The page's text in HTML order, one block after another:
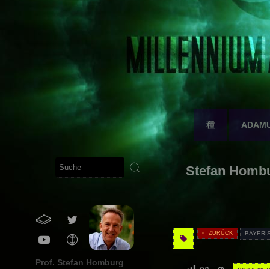
種
Prof. Stefan Homburg
Stefan
« ZURÜCK